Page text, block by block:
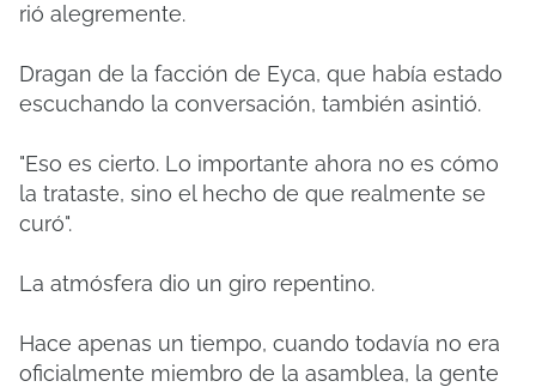
rió alegremente.
Dragan de la facción de Eyca, que había estado
escuchando la conversación, también asintió.
"Eso es cierto. Lo importante ahora no es cómo
la trataste, sino el hecho de que realmente se
curó".
La atmósfera dio un giro repentino.
Hace apenas un tiempo, cuando todavía no era
oficialmente miembro de la asamblea, la gente